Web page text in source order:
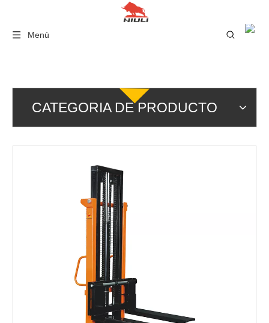
Menú
CATEGORIA DE PRODUCTO